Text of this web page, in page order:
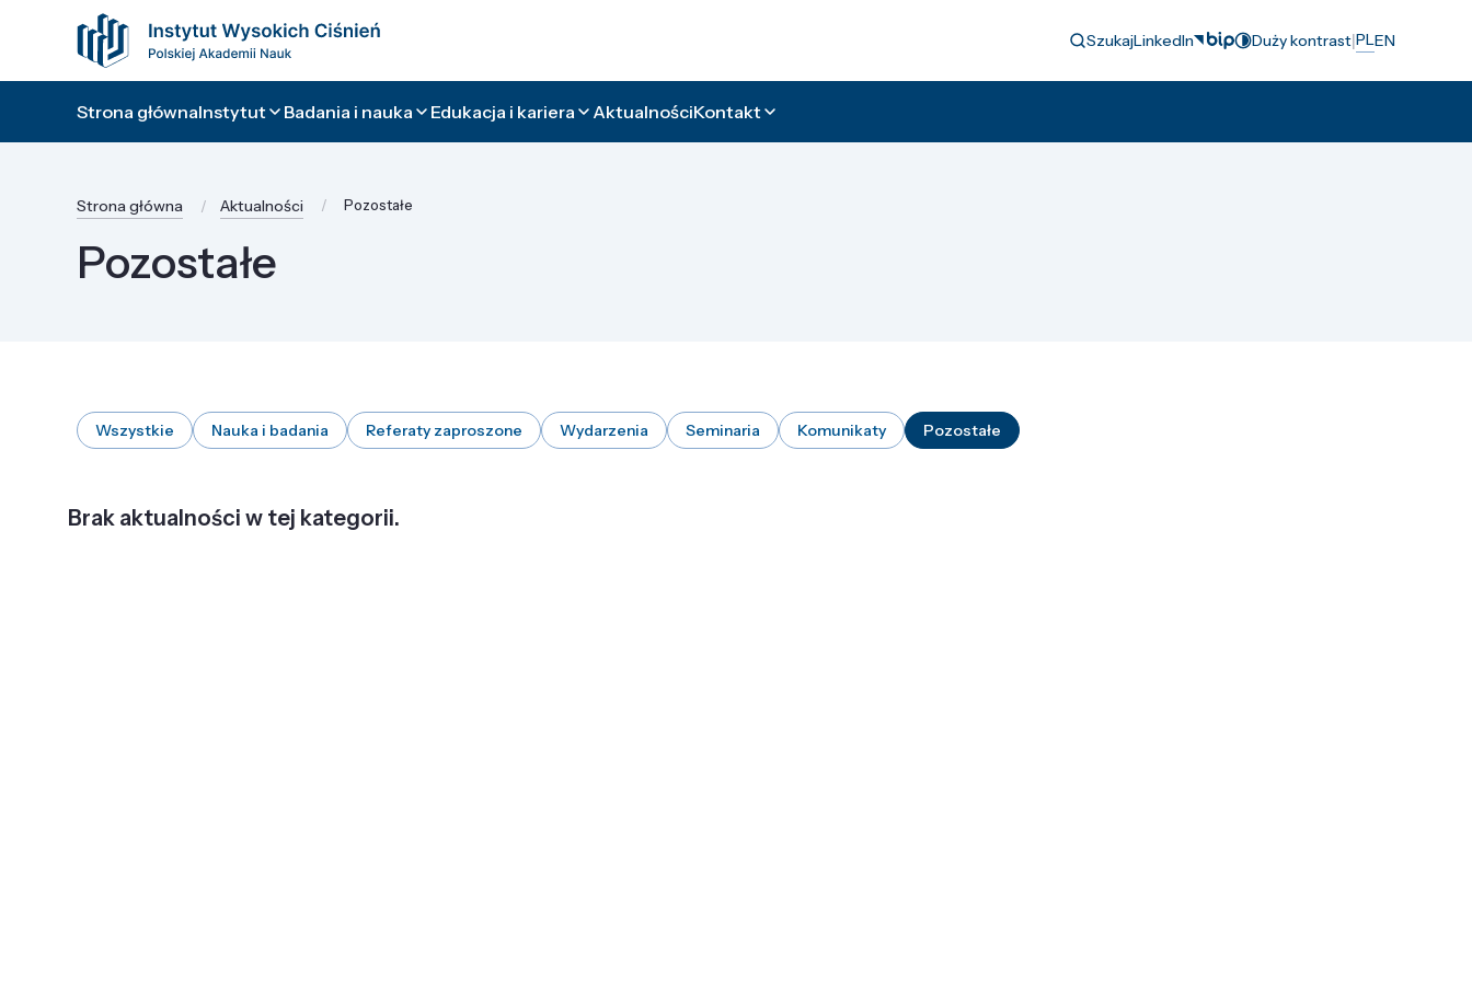
SzukajLinkedIn Duży kontrast|PLEN
Strona głównaInstytut Badania i nauka Edukacja i kariera AktualnościKontakt
Strona główna Aktualności Pozostałe
Pozostałe
Wszystkie Nauka i badania Referaty zaproszone Wydarzenia Seminaria Komunikaty Pozostałe
Brak aktualności w tej kategorii.